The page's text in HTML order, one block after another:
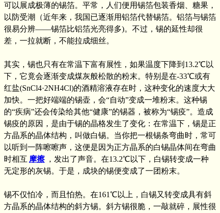
可以展成极薄的锡箔。平常，人们便用锡箔包装香烟、糖果，
以防受潮（近年来，我国已逐渐用铝箔代替锡箔。铝箔与锡箔
很易分辨——锡箔比铝箔光亮得多)。不过，锡的延性却很
差，一拉就断，不能拉成细丝。
其实，锡也只有在常温下富有展性，如果温度下降到13.2℃以
下，它竟会逐渐变成煤灰般松散的粉末。特别是在-33℃或有
红盐(SnCl4·2NH4Cl)的酒精溶液存在时，这种变化的速度大大
加快。一把好端端的锡壶，会“自动”变成一堆粉末。这种锡
的“疾病”还会传染给其他“健康”的锡器，被称为“锡疫”。造成
锡疫的原因，是由于锡的晶格发生了变化：在常温下，锡是正
方晶系的晶体结构，叫做白锡。当你把一根锡条弯曲时，常可
以听到一阵嚓嚓声，这便是因为正方晶系的白锡晶体间在弯曲
时相互 摩擦 ，发出了声音。在13.2℃以下，白锡转变成一种
无定形的灰锡。于是，成块的锡便变成了一团粉末。
锡不仅怕冷，而且怕热。在161℃以上，白锡又转变成具有斜
方晶系的晶体结构的斜方锡。斜方锡很脆，一敲就碎，展性很